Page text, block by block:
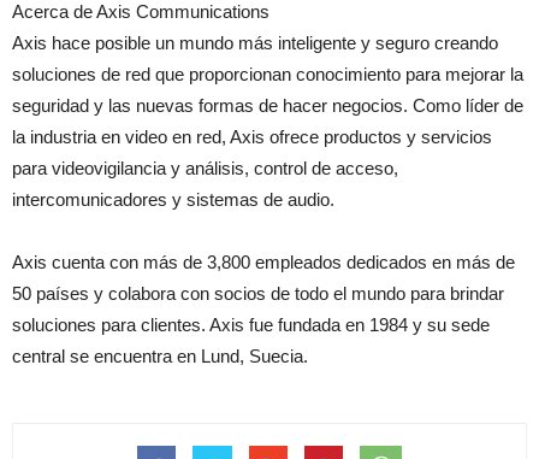
Acerca de Axis Communications
Axis hace posible un mundo más inteligente y seguro creando
soluciones de red que proporcionan conocimiento para mejorar la
seguridad y las nuevas formas de hacer negocios. Como líder de
la industria en video en red, Axis ofrece productos y servicios
para videovigilancia y análisis, control de acceso,
intercomunicadores y sistemas de audio.
Axis cuenta con más de 3,800 empleados dedicados en más de
50 países y colabora con socios de todo el mundo para brindar
soluciones para clientes. Axis fue fundada en 1984 y su sede
central se encuentra en Lund, Suecia.